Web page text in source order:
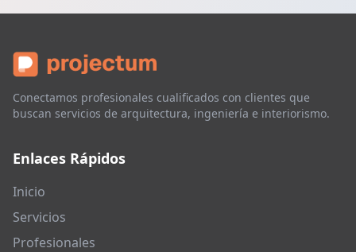
Conectamos profesionales cualificados con clientes que
buscan servicios de arquitectura, ingeniería e interiorismo.
Enlaces Rápidos
Inicio
Servicios
Profesionales